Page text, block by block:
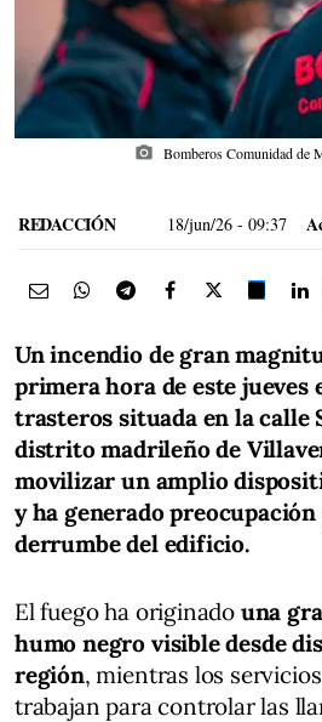
photo_camera Bomberos Comunidad de
REDACCIÓN 18/jun/26 - 09:37
Un incendio de gran
primera hora de este jueves
trasteros situada en la calle
distrito madrileño de
movilizar un amplio
y ha generado
derrumbe del edificio.
El fuego ha originado una
humo negro visible desde
región, mientras los
trabajan para controlar las